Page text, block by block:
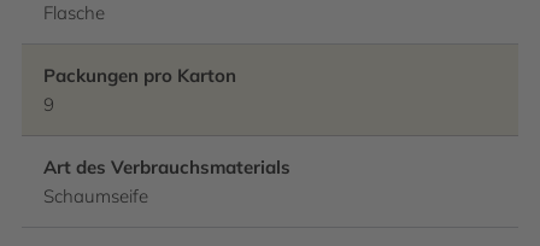
Flasche
Packungen pro Karton
9
Art des Verbrauchsmaterials
Schaumseife